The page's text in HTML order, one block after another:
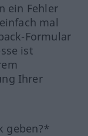
ein Fehler
mal
Formular
ist
Ihrer
geben?*